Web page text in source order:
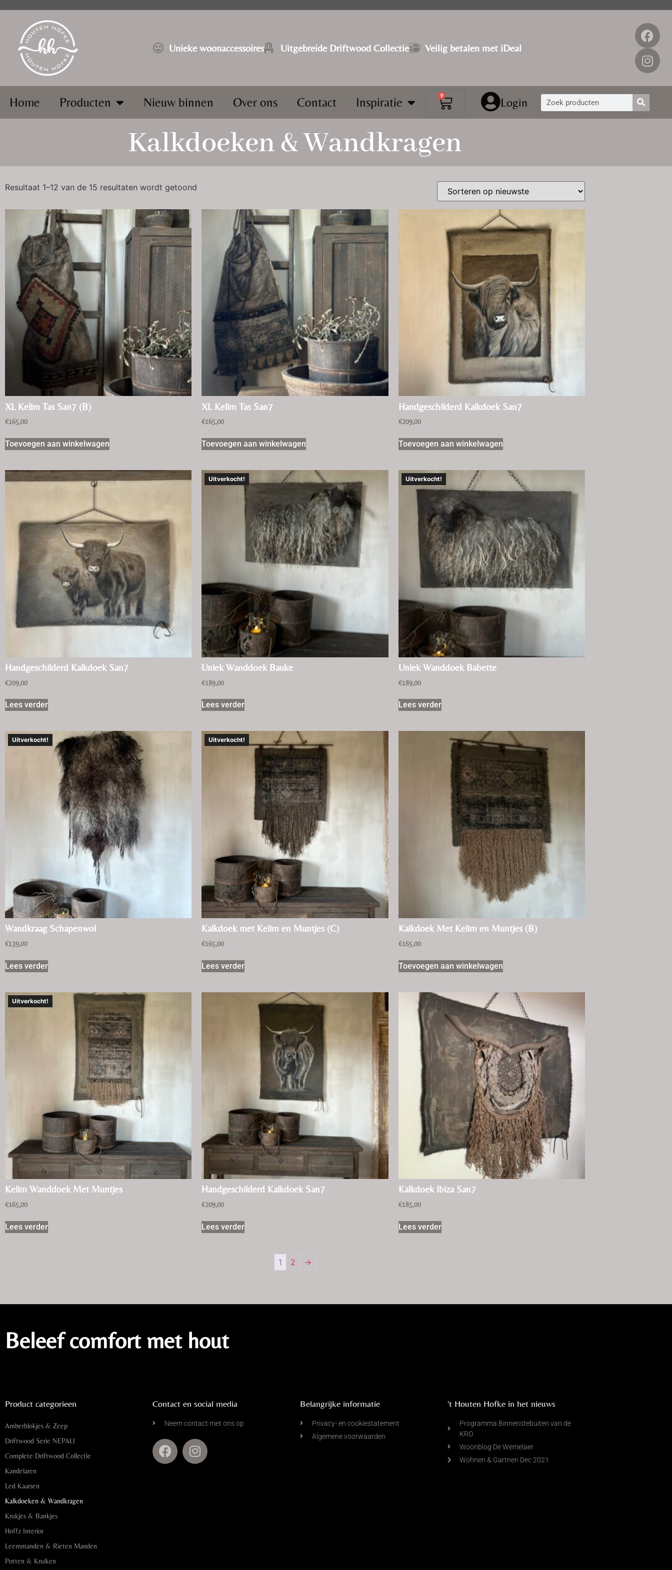
⁠Unieke woonaccessoires ⁠Uitgebreide Driftwood Collectie Veilig betalen met iDeal
Home Producten Nieuw binnen Over ons Contact Inspiratie 0
Login
Kalkdoeken & Wandkragen
Resultaat 1–12 van de 15 resultaten wordt getoond
XL Kelim Tas San7 (B)
€165,00
Toevoegen aan winkelwagen
XL Kelim Tas San7
€165,00
Toevoegen aan winkelwagen
Handgeschilderd Kalkdoek San7
€209,00
Toevoegen aan winkelwagen
Handgeschilderd Kalkdoek San7
€209,00
Lees verder
Uitverkocht!
Uniek Wanddoek Bauke
€189,00
Lees verder
Uitverkocht!
Uniek Wanddoek Babette
€189,00
Lees verder
Uitverkocht!
Wandkraag Schapenwol
€139,00
Lees verder
Uitverkocht!
Kalkdoek met Kelim en Muntjes (C)
€165,00
Lees verder
Kalkdoek Met Kelim en Muntjes (B)
€165,00
Toevoegen aan winkelwagen
Uitverkocht!
Kelim Wanddoek Met Muntjes
€165,00
Lees verder
Handgeschilderd Kalkdoek San7
€209,00
Lees verder
Kalkdoek Ibiza San7
€185,00
Lees verder
1 2 →
Beleef comfort met hout
Product categorieen
Amberblokjes & Zeep
Driftwood Serie NEPALI
Complete Driftwood Collectie
Kandelaren
Led Kaarsen
Kalkdoeken & Wandkragen
Krukjes & Bankjes
Hoffz Interior
Leemmanden & Rieten Manden
Potten & Kruiken
Contact en social media
Neem contact met ons op
Belangrijke informatie
Privacy- en cookiestatement
Algemene voorwaarden
't Houten Hofke in het nieuws
Programma Binnenstebuiten van de
KRO
Woonblog De Wemelaer
Wohnen & Gartnen Dec 2021